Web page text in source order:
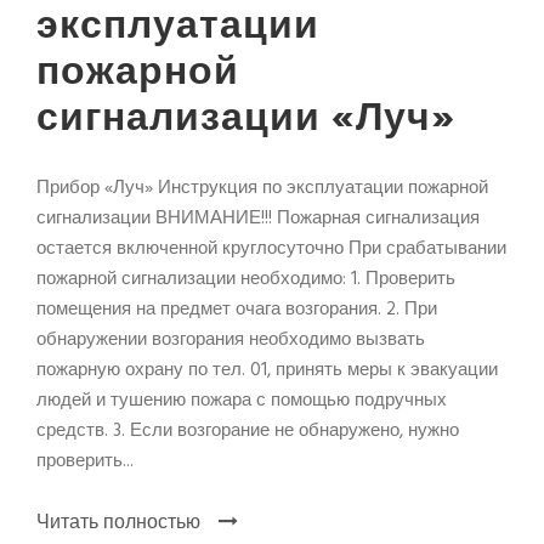
эксплуатации
пожарной
сигнализации «Луч»
Прибор «Луч» Инструкция по эксплуатации пожарной
сигнализации ВНИМАНИЕ!!! Пожарная сигнализация
остается включенной круглосуточно При срабатывании
пожарной сигнализации необходимо: 1. Проверить
помещения на предмет очага возгорания. 2. При
обнаружении возгорания необходимо вызвать
пожарную охрану по тел. 01, принять меры к эвакуации
людей и тушению пожара с помощью подручных
средств. 3. Если возгорание не обнаружено, нужно
проверить...
Читать полностью